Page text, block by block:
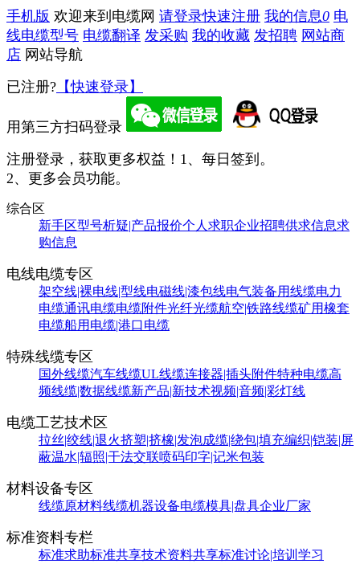
手机版 欢迎来到电缆网 请登录快速注册 我的信息0 电
线电缆型号 电缆翻译 发采购 我的收藏 发招聘 网站商
店 网站导航
已注册? 【快速登录】
用第三方扫码登录
注册登录，获取更多权益！ 1、每日签到。
2、更多会员功能。
综合区
新手区型号析疑|产品报价个人求职企业招聘供求信息求
购信息
电线电缆专区
架空线|裸电线|型线电磁线|漆包线电气装备用线缆电力
电缆通讯电缆电缆附件光纤光缆航空|铁路线缆矿用橡套
电缆船用电缆|港口电缆
特殊线缆专区
国外线缆汽车线缆UL线缆连接器|插头附件特种电缆高
频线缆|数据线缆新产品|新技术视频|音频|彩灯线
电缆工艺技术区
拉丝|绞线|退火挤塑|挤橡|发泡成缆|绕包|填充编织|铠装|屏
蔽温水|辐照|干法交联喷码印字|记米包装
材料设备专区
线缆原材料线缆机器设备电缆模具|盘具企业厂家
标准资料专栏
标准求助标准共享技术资料共享标准讨论|培训学习